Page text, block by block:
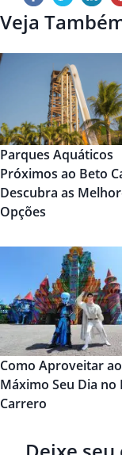
Veja
Parques Aquáticos
Próximos ao Beto
Descubra as
Opções
Como Aproveitar ao
Máximo Seu Dia no
Carrero